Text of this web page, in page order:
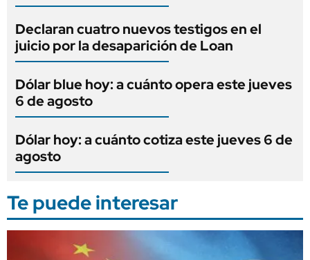
Declaran cuatro nuevos testigos en el
juicio por la desaparición de Loan
Dólar blue hoy: a cuánto opera este jueves
6 de agosto
Dólar hoy: a cuánto cotiza este jueves 6 de
agosto
Te puede interesar